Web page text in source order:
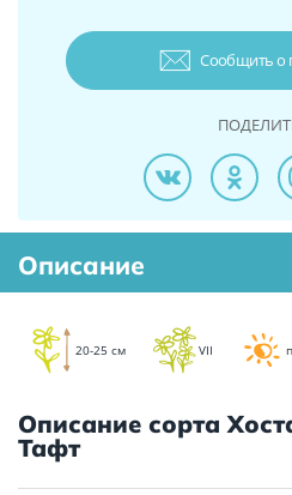
Сообщить о
Описание
20-25 см VII
Описание сорта
Тафт